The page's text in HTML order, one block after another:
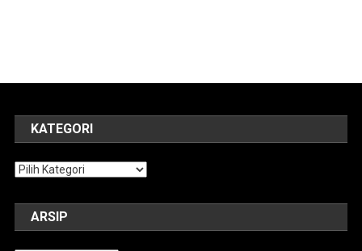
KATEGORI
Kategori
ARSIP